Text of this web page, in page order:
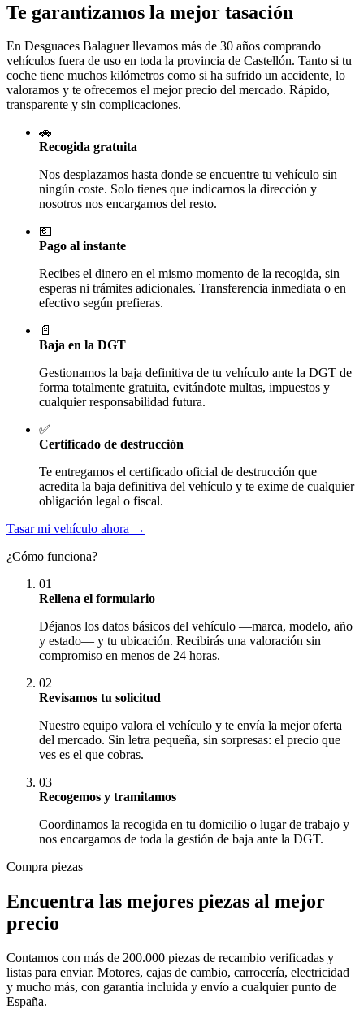
Te garantizamos la mejor tasación
En Desguaces Balaguerllevamos más de 30 años comprando
vehículos fuera de uso en toda la provincia de Castellón. Tanto si tu
coche tiene muchos kilómetros como si ha sufrido un accidente, lo
valoramos y te ofrecemos el mejor precio del mercado. Rápido,
transparente y sin complicaciones.
🚗
Recogida gratuita
Nos desplazamos hasta donde se encuentre tu vehículo sin
ningún coste. Solo tienes que indicarnos la dirección y
nosotros nos encargamos del resto.
💶
Pago al instante
Recibes el dinero en el mismo momento de la recogida, sin
esperas ni trámites adicionales. Transferencia inmediata o en
efectivo según prefieras.
📄
Baja en la DGT
Gestionamos la baja definitiva de tu vehículo ante la DGT de
forma totalmente gratuita, evitándote multas, impuestos y
cualquier responsabilidad futura.
✅
Certificado de destrucción
Te entregamos el certificado oficial de destrucción que
acredita la baja definitiva del vehículo y te exime de cualquier
obligación legal o fiscal.
Tasar mi vehículo ahora →
¿Cómo funciona?
01
Rellena el formulario
Déjanos los datos básicos del vehículo —marca, modelo, año
y estado— y tu ubicación. Recibirás una valoración sin
compromiso en menos de 24 horas.
02
Revisamos tu solicitud
Nuestro equipo valora el vehículo y te envía la mejor oferta
del mercado. Sin letra pequeña, sin sorpresas: el precio que
ves es el que cobras.
03
Recogemos y tramitamos
Coordinamos la recogida en tu domicilio o lugar de trabajo y
nos encargamos de toda la gestión de baja ante la DGT.
Compra piezas
Encuentra las mejores piezas al mejor
precio
Contamos con más de 200.000 piezas de recambio verificadas y
listas para enviar. Motores, cajas de cambio, carrocería, electricidad
y mucho más, con garantía incluida y envío a cualquier punto de
España.